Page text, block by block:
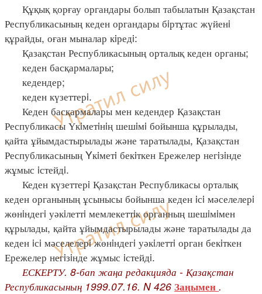
Құқық қорғау органдары болып табылатын Қазақстан
Республикасының кеден органдары бiртұтас жүйенi
құрайды, оған мыналар кiредi:
Қазақстан Республикасының орталық кеден органы;
кеден басқармалары;
кедендер;
кеден күзеттерi.
Кеден басқармалары мен кедендер Қазақстан
Республикасы Үкiметiнiң шешiмi бойынша құрылады,
қайта ұйымдастырылады және таратылады, Қазақстан
Республикасының Yкiметi бекiткен Ережелер негiзiнде
жұмыс iстейдi.
Кеден күзеттерi Қазақстан Республикасы орталық
кеден органының ұсынысы бойынша кеден iсi мәселелерi
жөнiндегi уәкiлеттi мемлекеттiк органның шешiмiмен
құрылады, қайта ұйымдастырылады және таратылады да
кеден iсi мәселелерi жөнiндегi уәкiлеттi орган бекiткен
Ережелер негiзiнде жұмыс iстейдi.
ЕСКЕРТУ. 8-бап жаңа редакцияда - Қазақстан
Республикасының 1999.07.16. N 426 Заңымен .